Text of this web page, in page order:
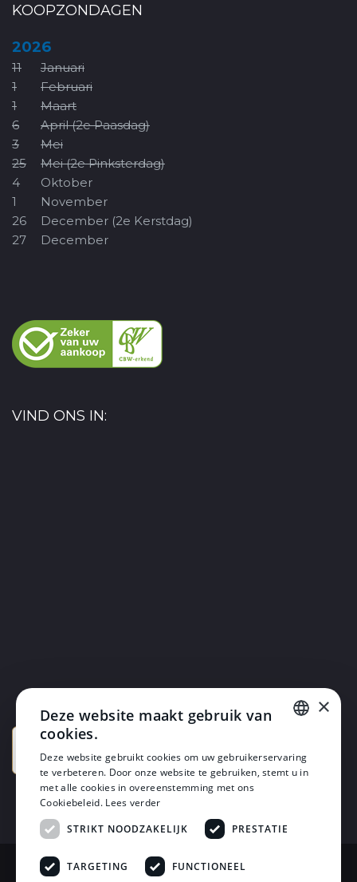
KOOPZONDAGEN
2026
11
Januari
1
Februari
1
Maart
6
April (2e Paasdag)
3
Mei
25
Mei (2e Pinksterdag)
4
Oktober
1
November
26
December (2e Kerstdag)
27
December
VIND ONS IN:
© 2026 Horsten Meubelen & Horsten Slaapcomfort
DUTCH
×
Deze website maakt gebruik van
cookies.
Deze website gebruikt cookies om uw gebruikerservaring
te verbeteren. Door onze website te gebruiken, stemt u in
met alle cookies in overeenstemming met ons
Cookiebeleid. Lees verder
STRIKT NOODZAKELIJK
PRESTATIE
TARGETING FUNCTIONEEL